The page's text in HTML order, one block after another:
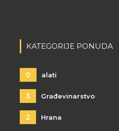
KATEGORIJE PONUDA
0 alati
3 Građevinarstvo
2 Hrana